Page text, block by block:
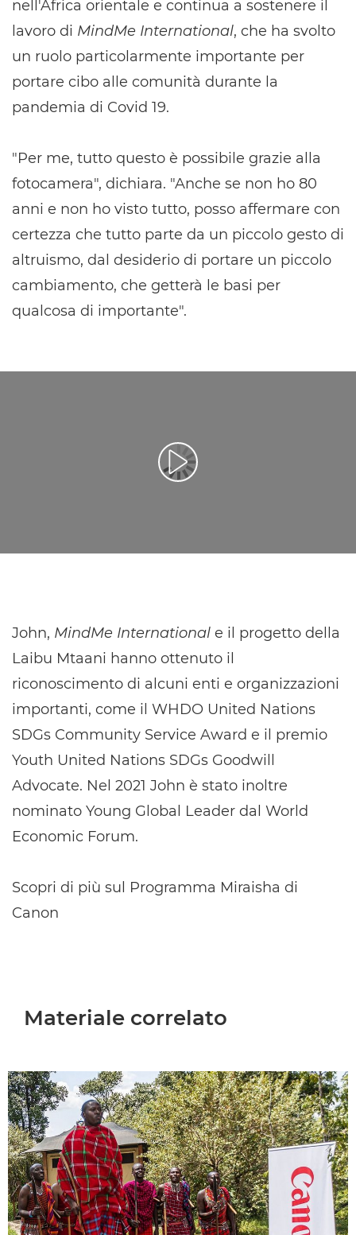
nell'Africa orientale e continua a sostenere il
lavoro di MindMe International, che ha svolto
un ruolo particolarmente importante per
portare cibo alle comunità durante la
pandemia di Covid 19.
"Per me, tutto questo è possibile grazie alla
fotocamera", dichiara. "Anche se non ho 80
anni e non ho visto tutto, posso affermare con
certezza che tutto parte da un piccolo gesto di
altruismo, dal desiderio di portare un piccolo
cambiamento, che getterà le basi per
qualcosa di importante".
Riproduci il video
John, MindMe International e il progetto della
Laibu Mtaani hanno ottenuto il
riconoscimento di alcuni enti e organizzazioni
importanti, come il WHDO United Nations
SDGs Community Service Award e il premio
Youth United Nations SDGs Goodwill
Advocate. Nel 2021 John è stato inoltre
nominato Young Global Leader dal World
Economic Forum.
Scopri di più sul Programma Miraisha di
Canon
Materiale correlato